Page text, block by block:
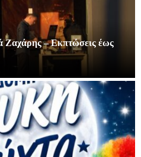
Ζαχάρης – Εκπτώσεις έως